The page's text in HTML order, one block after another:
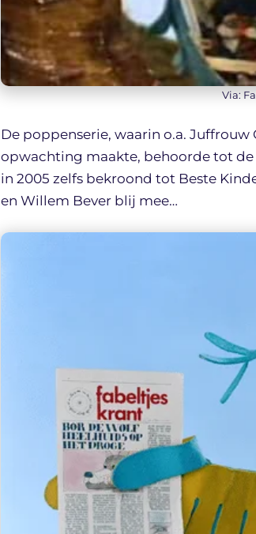
Via:
De poppenserie, waarin o.a. Juffrouw
opwachting maakte, behoorde tot
in 2005 zelfs bekroond tot Beste
en Willem Bever blij mee…